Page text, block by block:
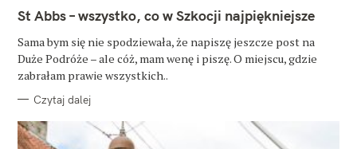
T
E
O
R
I
St Abbs – wszystko, co w Szkocji najpiękniejsze
Sama bym się nie spodziewała, że napiszę jeszcze post na
Duże Podróże – ale cóż, mam wenę i piszę. O miejscu, gdzie
zabrałam prawie wszystkich..
Czytaj dalej